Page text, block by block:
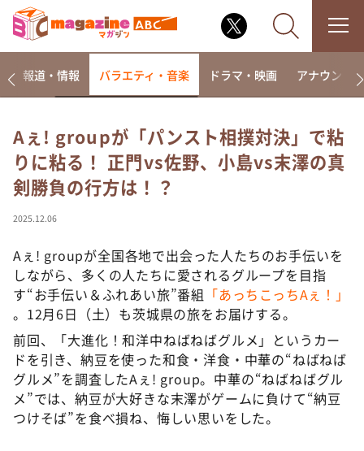
なるみ・岡村の過ぎるTV
相席食堂
これ余談なんですけど・・・
て真剣です
探偵！ナイトスクープ
news おかえり
河合＆A.B.C-Z塚田×福井アナ「なんでやねん！？」
（news おかえり）
DAIGOも台所 ～きょうの献立 何にする？～
本日はダイアンなり！シーズン２
朝だ！生です旅サラダ
報道・情報 バラエティ・音楽 ドラマ・映画 アナウンサー
Aぇ! groupが「パンスト相撲対決」で粘
りに粘る！ 正門vs佐野、小島vs末澤の真
剣勝負の行方は！？
2025.12.06
Aぇ! groupが全国各地で出会った人たちのお手伝いを
しながら、多くの人たちに愛されるグループを目指
す“お手伝い＆ふれあい旅”番組 「あっちこっちAぇ！」
。12月6日（土）も茨城県の旅をお届けする。
前回、「大進化！和洋中ねばねばグルメ」というカー
ドを引き、納豆を使った和食・洋食・中華の“ねばねば
グルメ”を調査したAぇ! group。中華の“ねばねばグル
メ”では、納豆が大好きな末澤がゲームに負けて“納豆
つけそば”を食べ損ね、悔しい思いをした。